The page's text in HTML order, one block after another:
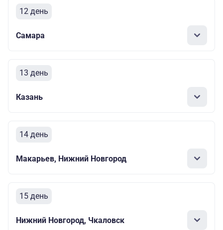
12 день
Самара
13 день
Казань
14 день
Макарьев, Нижний Новгород
15 день
Нижний Новгород, Чкаловск